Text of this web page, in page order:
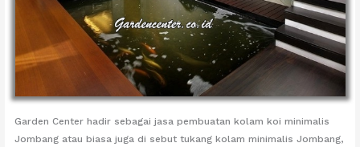
Garden Center hadir sebagai jasa pembuatan kolam koi minimalis
Jombang atau biasa juga di sebut tukang kolam minimalis Jombang,